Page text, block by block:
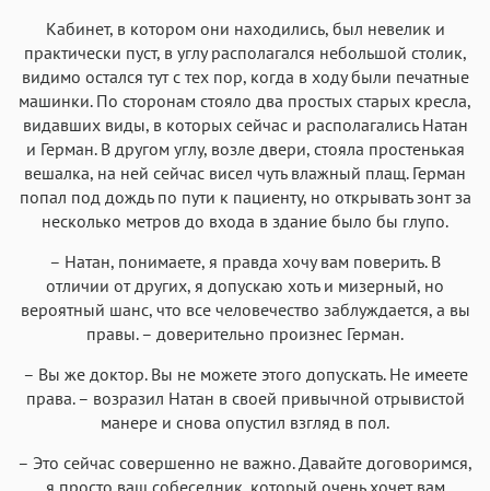
Кабинет, в котором они находились, был невелик и
практически пуст, в углу располагался небольшой столик,
видимо остался тут с тех пор, когда в ходу были печатные
машинки. По сторонам стояло два простых старых кресла,
видавших виды, в которых сейчас и располагались Натан
и Герман. В другом углу, возле двери, стояла простенькая
вешалка, на ней сейчас висел чуть влажный плащ. Герман
попал под дождь по пути к пациенту, но открывать зонт за
несколько метров до входа в здание было бы глупо.
– Натан, понимаете, я правда хочу вам поверить. В
отличии от других, я допускаю хоть и мизерный, но
вероятный шанс, что все человечество заблуждается, а вы
правы. – доверительно произнес Герман.
– Вы же доктор. Вы не можете этого допускать. Не имеете
права. – возразил Натан в своей привычной отрывистой
манере и снова опустил взгляд в пол.
– Это сейчас совершенно не важно. Давайте договоримся,
я просто ваш собеседник, который очень хочет вам